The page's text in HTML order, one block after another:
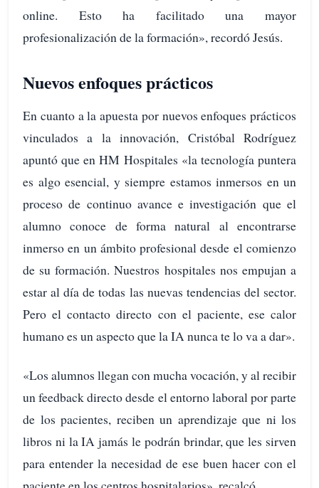
online. Esto ha facilitado una mayor
profesionalización de la formación», recordó Jesús.
Nuevos enfoques prácticos
En cuanto a la apuesta por nuevos enfoques prácticos
vinculados a la innovación, Cristóbal Rodríguez
apuntó que en HM Hospitales «la tecnología puntera
es algo esencial, y siempre estamos inmersos en un
proceso de continuo avance e investigación que el
alumno conoce de forma natural al encontrarse
inmerso en un ámbito profesional desde el comienzo
de su formación. Nuestros hospitales nos empujan a
estar al día de todas las nuevas tendencias del sector.
Pero el contacto directo con el paciente, ese calor
humano es un aspecto que la IA nunca te lo va a dar».
«Los alumnos llegan con mucha vocación, y al recibir
un feedback directo desde el entorno laboral por parte
de los pacientes, reciben un aprendizaje que ni los
libros ni la IA jamás le podrán brindar, que les sirven
para entender la necesidad de ese buen hacer con el